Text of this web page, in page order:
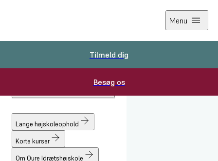
Lange højskoleophold
Korte kurser
Om Oure Idrætshøjskole
Menu
Tilmeld dig
Besøg os
Forside
Praktisk information
FAQ